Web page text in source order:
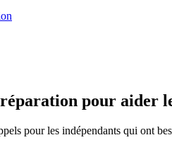
pour aider
pour les indépendants qui ont